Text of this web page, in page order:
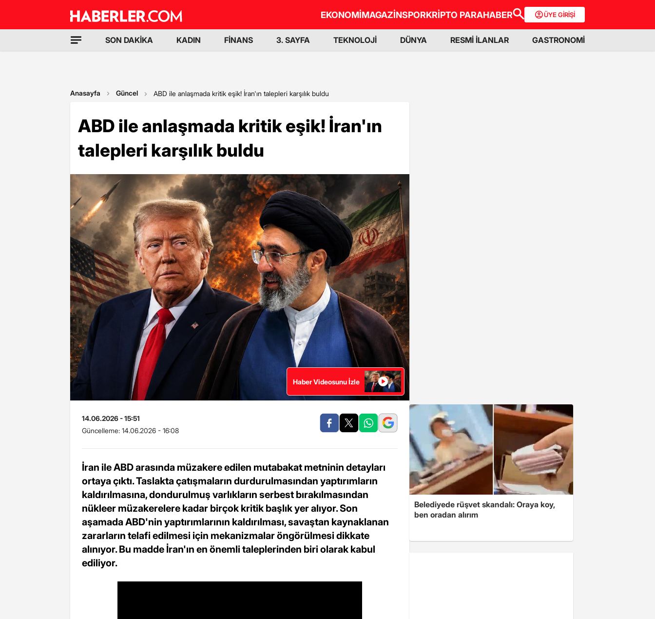
EKONOMİMAGAZİNSPORKRİPTO PARAHABER ÜYE GİRİŞİ
SON DAKİKA KADIN FİNANS 3. SAYFA TEKNOLOJİ DÜNYA RESMİ İLANLAR GASTRONOMİ
Anasayfa Güncel ABD ile anlaşmada kritik eşik! İran'ın talepleri karşılık buldu
ABD ile anlaşmada kritik eşik! İran'ın
talepleri karşılık buldu
Haber Videosunu İzle
14.06.2026 - 15:51
Güncelleme: 14.06.2026 - 16:08
İran ile ABD arasında müzakere edilen mutabakat metninin detayları
ortaya çıktı. Taslakta çatışmaların durdurulmasından yaptırımların
kaldırılmasına, dondurulmuş varlıkların serbest bırakılmasından
nükleer müzakerelere kadar birçok kritik başlık yer alıyor. Son
aşamada ABD'nin yaptırımlarının kaldırılması, savaştan kaynaklanan
zararların telafi edilmesi için mekanizmalar öngörülmesi dikkate
alınıyor. Bu madde İran'ın en önemli taleplerinden biri olarak kabul
ediliyor.
Belediyede rüşvet skandalı: Oraya koy,
ben oradan alırım